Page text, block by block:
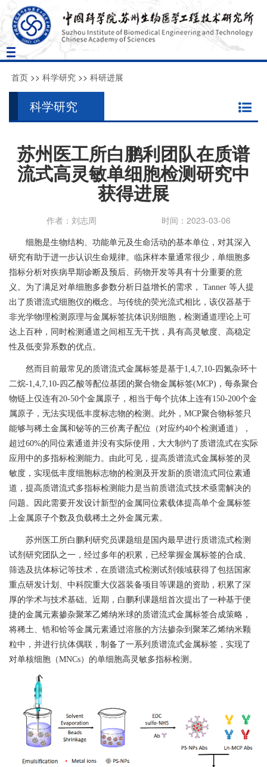
Toggle
navigation
首页 >> 科学研究 >> 科研进展
科学研究
苏州医工所白鹏利团队在质谱
流式高灵敏单细胞检测研究中
获得进展
作者：刘志周 时间：2023-03-06
细胞是生物结构、功能单元及生命活动的基本单位，对其深入
研究有助于进一步认识生命规律。临床样本量通常很少，单细胞多
指标分析对疾病早期诊断及预后、药物开发等具有十分重要的意
义。为了满足对单细胞多参数分析日益增长的需求， Tanner 等人提
出了质谱流式细胞仪的概念。与传统的荧光流式相比，该仪器基于
非光学物理检测原理与金属标签抗体识别细胞，检测通道理论上可
达上百种，同时检测通道之间相互无干扰，具有高灵敏度、高稳定
性及低变异系数的优点。
然而目前最常见的质谱流式金属标签是基于1,4,7,10-四氮杂环十
二烷-1,4,7,10-四乙酸等配位基团的聚合物金属标签(MCP) ，每条聚合
物链上仅连有20-50个金属原子，相当于每个抗体上连有150-200个金
属原子，无法实现低丰度标志物的检测。此外， MCP聚合物标签只
能够与稀土金属和铋等的三价离子配位（对应约40个检测通道），
超过60%的同位素通道并没有实际使用，大大制约了质谱流式在实际
应用中的多指标检测能力。由此可见，提高质谱流式金属标签的灵
敏度，实现低丰度细胞标志物的检测及开发新的质谱流式同位素通
道，提高质谱流式多指标检测能力是当前质谱流式技术亟需解决的
问题。因此需要开发设计新型的金属同位素载体提高单个金属标签
上金属原子个数及负载稀土之外金属元素。
苏州医工所白鹏利研究员课题组是国内最早进行质谱流式检测
试剂研究团队之一，经过多年的积累，已经掌握金属标签的合成、
筛选及抗体标记等技术，在质谱流式检测试剂领域获得了包括国家
重点研发计划、中科院重大仪器装备项目等课题的资助，积累了深
厚的学术与技术基础。近期，白鹏利课题组首次提出了一种基于便
捷的金属元素掺杂聚苯乙烯纳米球的质谱流式金属标签合成策略，
将稀土、锆和铪等金属元素通过溶胀的方法掺杂到聚苯乙烯纳米颗
粒中，并进行抗体偶联，制备了一系列质谱流式金属标签，实现了
对单核细胞（MNCs）的单细胞高灵敏多指标检测。